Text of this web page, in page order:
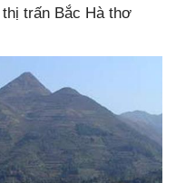
trấn Bắc Hà thơ